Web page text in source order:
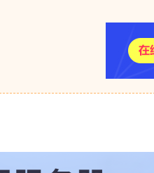
机器设备要尽量减少选用
因而消耗了许多 CPU的時